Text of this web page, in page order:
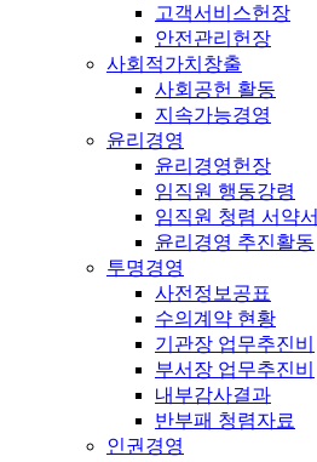
고객서비스헌장
안전관리헌장
사회적가치창출
사회공헌 활동
지속가능경영
윤리경영
윤리경영헌장
임직원 행동강령
임직원 청렴 서약서
윤리경영 추진활동
투명경영
사전정보공표
수의계약 현황
기관장 업무추진비
부서장 업무추진비
내부감사결과
반부패 청렴자료
인권경영